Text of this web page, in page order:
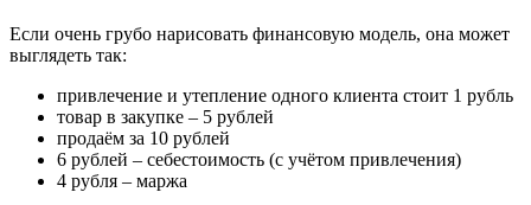
Если очень грубо нарисовать финансовую модель, она может
выглядеть так:
привлечение и утепление одного клиента стоит 1 рубль
товар в закупке – 5 рублей
продаём за 10 рублей
6 рублей – себестоимость (с учётом привлечения)
4 рубля – маржа